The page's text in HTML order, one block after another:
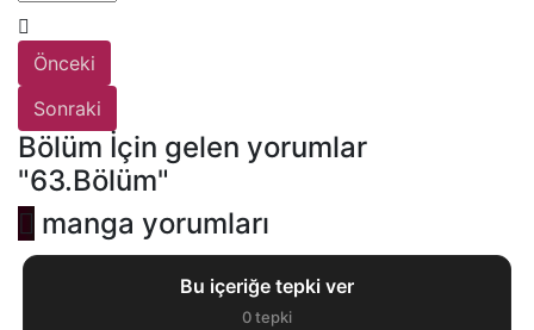
Önceki
Sonraki
Bölüm İçin gelen yorumlar
"63.Bölüm"
manga yorumları
Bu içeriğe tepki ver
0tepki